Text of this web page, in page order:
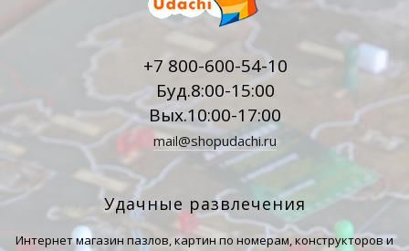
+7 800-600-54-10
Буд.8:00-15:00
Вых.10:00-17:00
mail@shopudachi.ru
Удачные развлечения
Интернет магазин пазлов, картин по номерам, конструкторов и